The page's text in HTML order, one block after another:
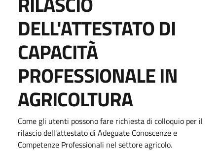
DELL'ATTESTATO DI
CAPACITÀ
PROFESSIONALE IN
AGRICOLTURA
Come gli utenti possono fare richiesta di colloquio per il
rilascio dell'attestato di Adeguate Conoscenze e
Competenze Professionali nel settore agricolo.